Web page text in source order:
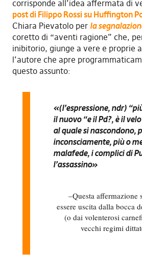
corrisponde all’idea affermata di
post di Filippo Rossi su Huffington
Chiara Pievatolo per la
coretto di “aventi ragione” che,
inibitorio, giunge a vere e proprie
l’autore che apre
questo assunto:
«(l’espressione, ndr)“
il nuovo “e il Pd?, è il
al quale si nascondono,
inconsciamente, più o
malafede, i complici di
l’assassino»
Questa affermazione
essere uscita dalla bocca
(o dai volenterosi
vecchi regimi